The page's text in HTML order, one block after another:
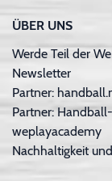
ÜBER UNS
Werde Teil der
Newsletter
Partner:
Partner:
weplayacademy
Nachhaltigkeit